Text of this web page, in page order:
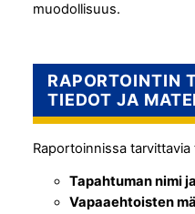
muodollisuus.
RAPORTOINTIN
TIEDOT JA
Raportoinnissa tarvittavia
Tapahtuman nimi
Vapaaehtoisten